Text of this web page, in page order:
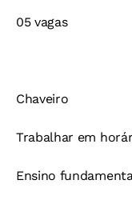
05 vagas
Chaveiro
Trabalhar em
Ensino